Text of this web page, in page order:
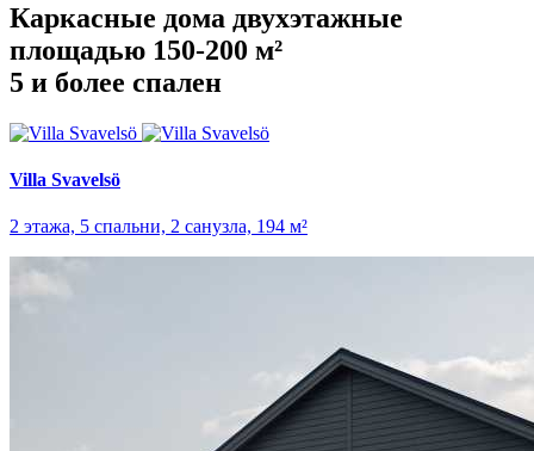
Каркасные дома двухэтажные
площадью 150-200 м²
5 и более спален
Villa Svavelsö
2 этажа, 5 спальни, 2 санузла, 194 м²